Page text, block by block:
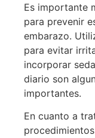
Es importante
para prevenir
embarazo.
para evitar
incorporar
diario son
importantes.
En cuanto a